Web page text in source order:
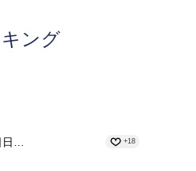
ング
日… +18